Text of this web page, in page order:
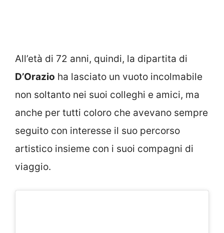
All’età di 72 anni, quindi, la dipartita di
D’Orazio ha lasciato un vuoto incolmabile
non soltanto nei suoi colleghi e amici, ma
anche per tutti coloro che avevano sempre
seguito con interesse il suo percorso
artistico insieme con i suoi compagni di
viaggio.